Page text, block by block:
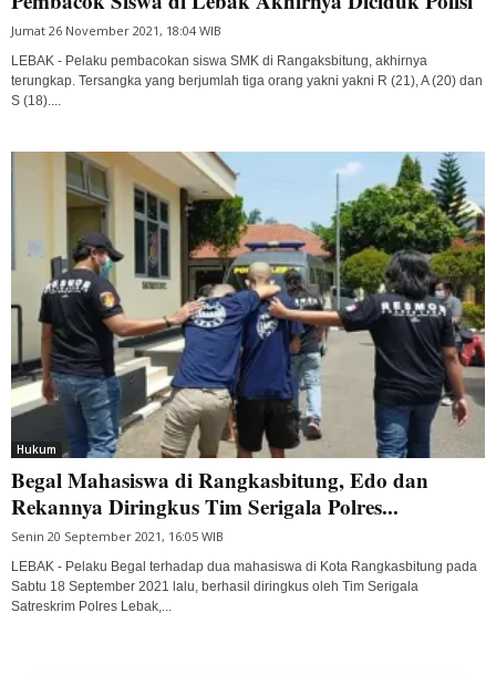
Jumat 26 November 2021, 18:04 WIB
LEBAK - Pelaku pembacokan siswa SMK di Rangaksbitung, akhirnya
terungkap. Tersangka yang berjumlah tiga orang yakni yakni R (21), A (20) dan
S (18)....
Hukum
Begal Mahasiswa di Rangkasbitung, Edo dan
Rekannya Diringkus Tim Serigala Polres...
Senin 20 September 2021, 16:05 WIB
LEBAK - Pelaku Begal terhadap dua mahasiswa di Kota Rangkasbitung pada
Sabtu 18 September 2021 lalu, berhasil diringkus oleh Tim Serigala
Satreskrim Polres Lebak,...